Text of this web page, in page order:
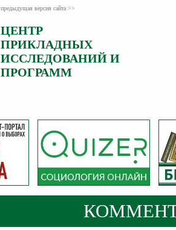
предыдущая версия сайта >>
ЦЕНТР
ПРИКЛАДНЫХ
ИССЛЕДОВАНИЙ И
ПРОГРАММ